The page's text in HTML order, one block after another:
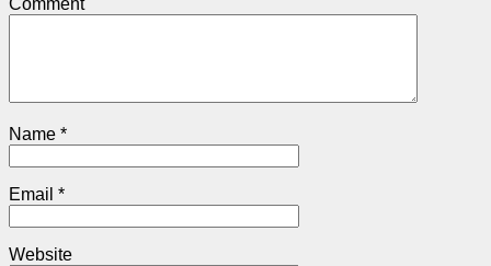
Comment
Name *
Email *
Website